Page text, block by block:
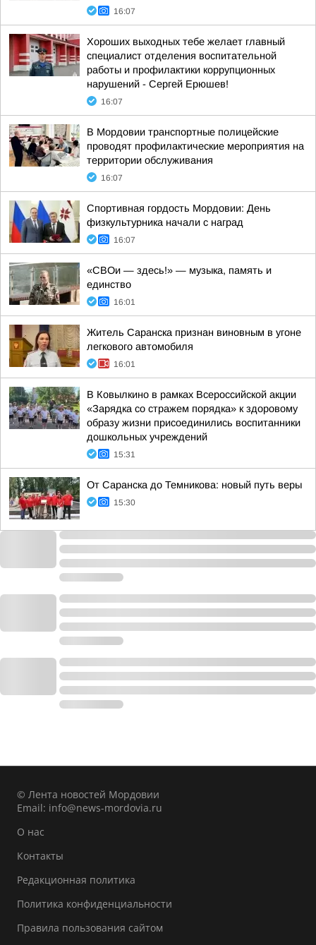
16:07
Хороших выходных тебе желает главный
специалист отделения воспитательной
работы и профилактики коррупционных
нарушений - Сергей Ерюшев!
16:07
В Мордовии транспортные полицейские
проводят профилактические мероприятия на
территории обслуживания
16:07
Спортивная гордость Мордовии: День
физкультурника начали с наград
16:07
«СВОи — здесь!» — музыка, память и
единство
16:01
Житель Саранска признан виновным в угоне
легкового автомобиля
16:01
В Ковылкино в рамках Всероссийской акции
«Зарядка со стражем порядка» к здоровому
образу жизни присоединились воспитанники
дошкольных учреждений
15:31
От Саранска до Темникова: новый путь веры
15:30
© Лента новостей Мордовии
Email: info@news-mordovia.ru
О нас
Контакты
Редакционная политика
Политика конфиденциальности
Правила пользования сайтом